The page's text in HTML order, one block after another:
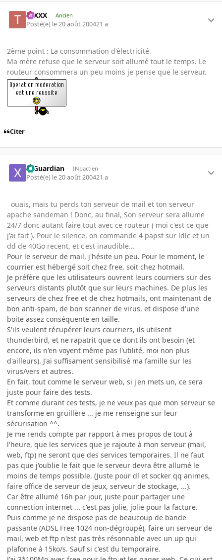
tuXXX Ancien
Posté(e) le 20 août 200421 a
2ème point : La consommation d'électricité.
Ma mère refuse que le serveur soit allumé tout le temps. Le
routeur consommera un peu moins je pense que le serveur.
Citer
X-Guardian INpactien
Posté(e) le 20 août 200421 a
ouais, mais tu perds ton serveur de mail et ton serveur
apache sandeman ! Donc, au final, Son serveur sera allume
24/7 donc autant faire tout avec ce routeur ( moi c'est ce que
j'ai fait ). Pour le silence, on commande 4 papst sur ldlc et un
dd de 40Go recent, et c'est inaudible...
Pour le serveur de mail, j'hésite un peu. Pour le moment, le
courrier est hébergé soit chez free, soit chez hotmail.
Je préfère que les utilisateurs ouvrent leurs courriers sur des
serveurs distants plutôt que sur leurs machines. De plus les
serveurs de chez free et de chez hotmails, ont maintenant de
bon anti-spam, de bon scanner de virus, et dispose d'une
boite assez conséquente en taille.
S'ils veulent récupérer leurs courriers, ils utilsent
thunderbird, et ne rapatrit que ce dont ils ont besoin (et
encore, ils n'en voyent même pas l'utilité, moi non plus
d'ailleurs). J'ai suffisament sensibilisé ma famille sur les
virus/vers et autres.
En fait, tout comme le serveur web, si j'en mets un, ce sera
juste pour faire des tests.
Et comme durant ces tests, je ne veux pas que mon serveur se
transforme en gruillère ... je me renseigne sur leur
sécurisation ^^.
Je me rends compte par rapport à mes propos de tout à
l'heure, que les services que je rajoute à mon serveur (mail,
web, ftp) ne seront que des services temporaires. Il ne faut
pas que j'oublie le fait que le serveur devra être allumé le
moins de temps possible. (Juste pour dl et socker qq animes,
faire office de serveur de jeux, serveur de stockage, ...).
Car être allumé 16h par jour, juste pour partager une
connection internet ... c'est pas jolie, jolie pour la facture.
Puis comme je ne dispose pas de beaucoup de bande
passante (ADSL Free 1024 non-dégroupé), faire un serveur de
mail, web et ftp n'est pas très résonnable avec un up qui
plafonne à 15ko/s. Sauf si c'est du temporaire.